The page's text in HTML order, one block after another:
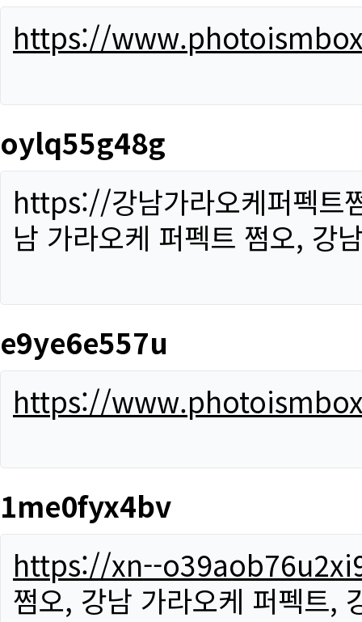
https://
oylq55g48g
https://강남가라오케퍼펙트
남 가라오케 퍼펙트 쩜오, 강
e9ye6e557u
https://
1me0fyx4bv
https://xn--
쩜오, 강남 가라오케 퍼펙트,